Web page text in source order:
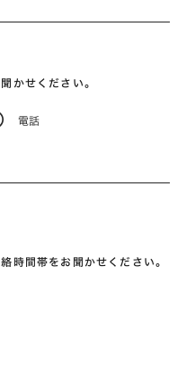
かせください。
電話
時間帯をお聞かせください。